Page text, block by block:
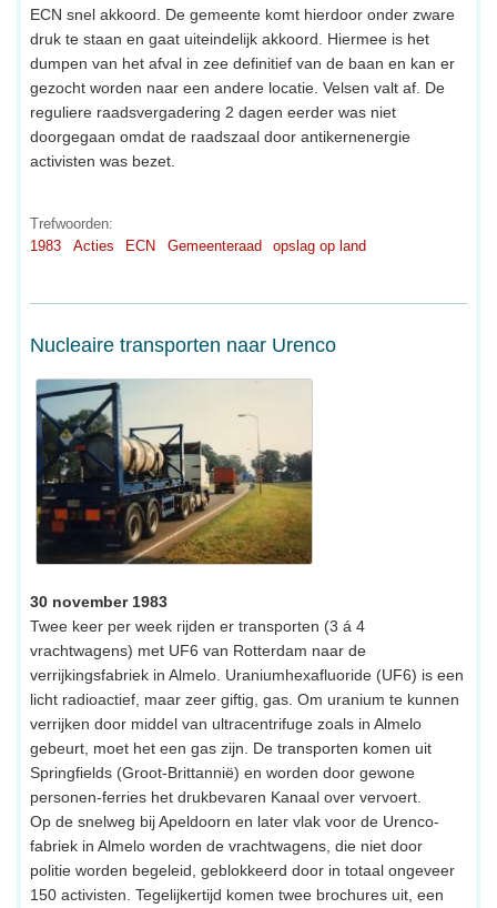
ECN snel akkoord. De gemeente komt hierdoor onder zware
druk te staan en gaat uiteindelijk akkoord. Hiermee is het
dumpen van het afval in zee definitief van de baan en kan er
gezocht worden naar een andere locatie. Velsen valt af. De
reguliere raadsvergadering 2 dagen eerder was niet
doorgegaan omdat de raadszaal door antikernenergie
activisten was bezet.
Trefwoorden:
1983
Acties ECN Gemeenteraad opslag op land
Nucleaire transporten naar Urenco
30 november 1983
Twee keer per week rijden er transporten (3 á 4
vrachtwagens) met UF6 van Rotterdam naar de
verrijkingsfabriek in Almelo. Uraniumhexafluoride (UF6) is een
licht radioactief, maar zeer giftig, gas. Om uranium te kunnen
verrijken door middel van ultracentrifuge zoals in Almelo
gebeurt, moet het een gas zijn. De transporten komen uit
Springfields (Groot-Brittannië) en worden door gewone
personen-ferries het drukbevaren Kanaal over vervoert.
Op de snelweg bij Apeldoorn en later vlak voor de Urenco-
fabriek in Almelo worden de vrachtwagens, die niet door
politie worden begeleid, geblokkeerd door in totaal ongeveer
150 activisten. Tegelijkertijd komen twee brochures uit, een